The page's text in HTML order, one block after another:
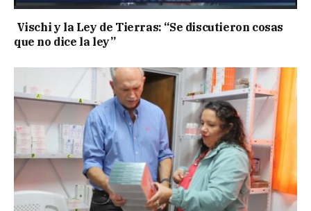
Vischi y la Ley de Tierras: “Se discutieron cosas
que no dice la ley”